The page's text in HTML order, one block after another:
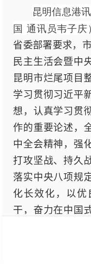
昆明信息港
国 通讯员韦子庆）
省委部署要求，
民主生活会暨中
昆明市烂尾项目
学习贯彻习近平
想，认真学习贯
作的重要论述，
中全会精神，强
打攻坚战、持久
落实中央八项规
化长效化，以
干，奋力在中国
省委副书记